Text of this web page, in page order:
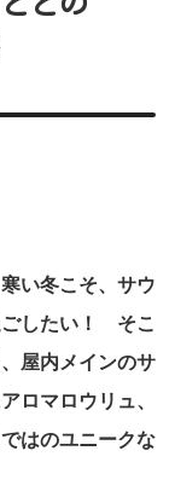
い冬こそ、サウ
ごしたい！ そこ
屋内メインのサ
ロマロウリュ、
はのユニークな